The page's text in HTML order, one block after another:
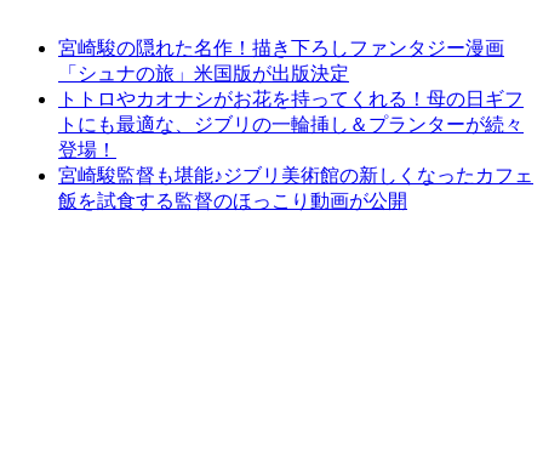
宮崎駿の隠れた名作！描き下ろしファンタジー漫画
「シュナの旅」米国版が出版決定
トトロやカオナシがお花を持ってくれる！母の日ギフ
トにも最適な、ジブリの一輪挿し＆プランターが続々
登場！
宮崎駿監督も堪能♪ジブリ美術館の新しくなったカフェ
飯を試食する監督のほっこり動画が公開